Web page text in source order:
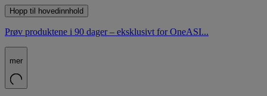
Hopp til hovedinnhold
Prøv produktene i 90 dager – eksklusivt for OneASI...
mer